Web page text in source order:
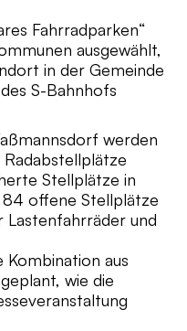
Fahrradparken“
ausgewählt,
in der Gemeinde
S-Bahnhofs
werden
Stellplätze in
84 offene Stellplätze
und
Kombination aus
wie die